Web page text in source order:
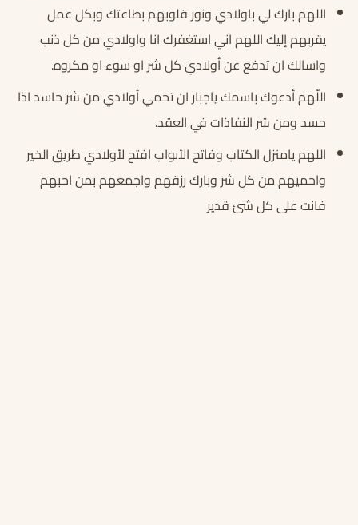
اللهم بارك لي باولادي ونور قلوبهم بطاعتك وبكل عمل
يقربهم إليك اللهم اني استغفرك انا واولادي من كل ذنب
واسالك ان تدفع عن أولادي كل شر او سوء او مكروه.
اللّهم أدعوك باسمك ياجبار ان تحمي أولادي من شر حاسد اذا
حسد ومن شر النفاذات في العقد.
اللهم يامنزل الكتاب وفاتح الأبواب افتح لأولادي طريق الخير
واحميهم من كل شر وبارك رزقهم واجمعهم بمن احبهم
فانت على كل شئ قدير